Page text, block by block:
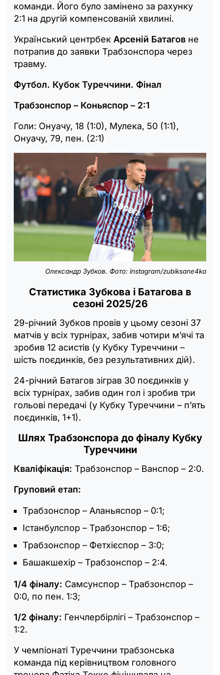
команди. Його було замінено за рахунку
2:1 на другій компенсованій хвилині.
Український центрбек Арсеній Батагов не
потрапив до заявки Трабзонспора через
травму.
Футбол. Кубок Туреччини. Фінал
Трабзонспор – Коньяспор – 2:1
Голи: Онуачу, 18 (1:0), Мулека, 50 (1:1),
Онуачу, 79, пен. (2:1)
Олександр Зубков. Фото: instagram/zubiksane4ka
Статистика Зубкова і Батагова в
сезоні 2025/26
29-річний Зубков провів у цьому сезоні 37
матчів у всіх турнірах, забив чотири м’ячі та
зробив 12 асистів (у Кубку Туреччини –
шість поєдинків, без результативних дій).
24-річний Батагов зіграв 30 поєдинків у
всіх турнірах, забив один гол і зробив три
гольові передачі (у Кубку Туреччини – п’ять
поєдинків, 1+1).
Шлях Трабзонспора до фіналу Кубку
Туреччини
Кваліфікація: Трабзонспор – Ванспор – 2:0.
Груповий етап:
Трабзонспор – Аланьяспор – 0:1;
Істанбулспор – Трабзонспор – 1:6;
Трабзонспор – Фетхієспор – 3:0;
Башакшехір – Трабзонспор – 2:4.
1/4 фіналу: Самсунспор – Трабзонспор –
0:0, по пен. 1:3;
1/2 фіналу: Генчлербірлігі – Трабзонспор –
1:2.
У чемпіонаті Туреччини трабзонська
команда під керівництвом головного